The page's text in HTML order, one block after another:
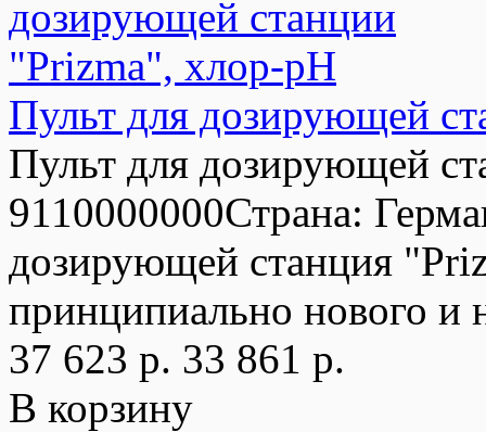
Пульт для дозирующей
Пульт для дозирующей
9110000000Страна:
дозирующей станция
принципиально нового и
37 623 р. 33 861 р.
В корзину